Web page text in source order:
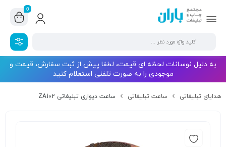
0
به دلیل نوسانات لحظه ای قیمت، لطفا پیش از ثبت سفارش، قیمت و
موجودی را به صورت تلفنی استعلام کنید
هدایای تبلیغاتی ساعت تبلیغاتی ساعت دیواری تبلیغاتی ZA102